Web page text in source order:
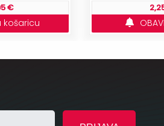
€
košaricu